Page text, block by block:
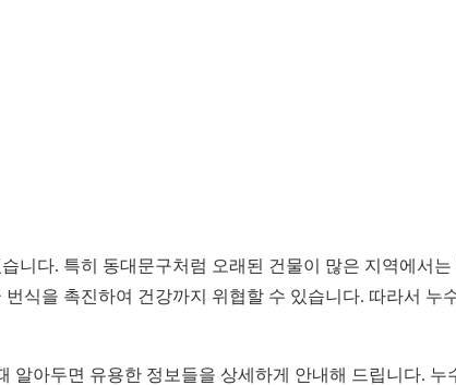
니다. 특히 동대문구처럼 오래된 건물이 많은 지역에서
식을 촉진하여 건강까지 위협할 수 있습니다. 따라서
아두면 유용한 정보들을 상세하게 안내해 드립니다.